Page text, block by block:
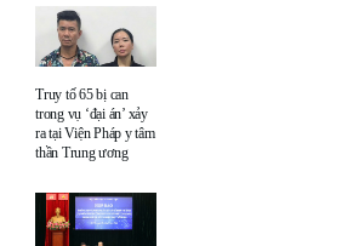
Truy tố 65 bị can
trong vụ ‘đại án’ xảy
ra tại Viện Pháp y tâm
thần Trung ương